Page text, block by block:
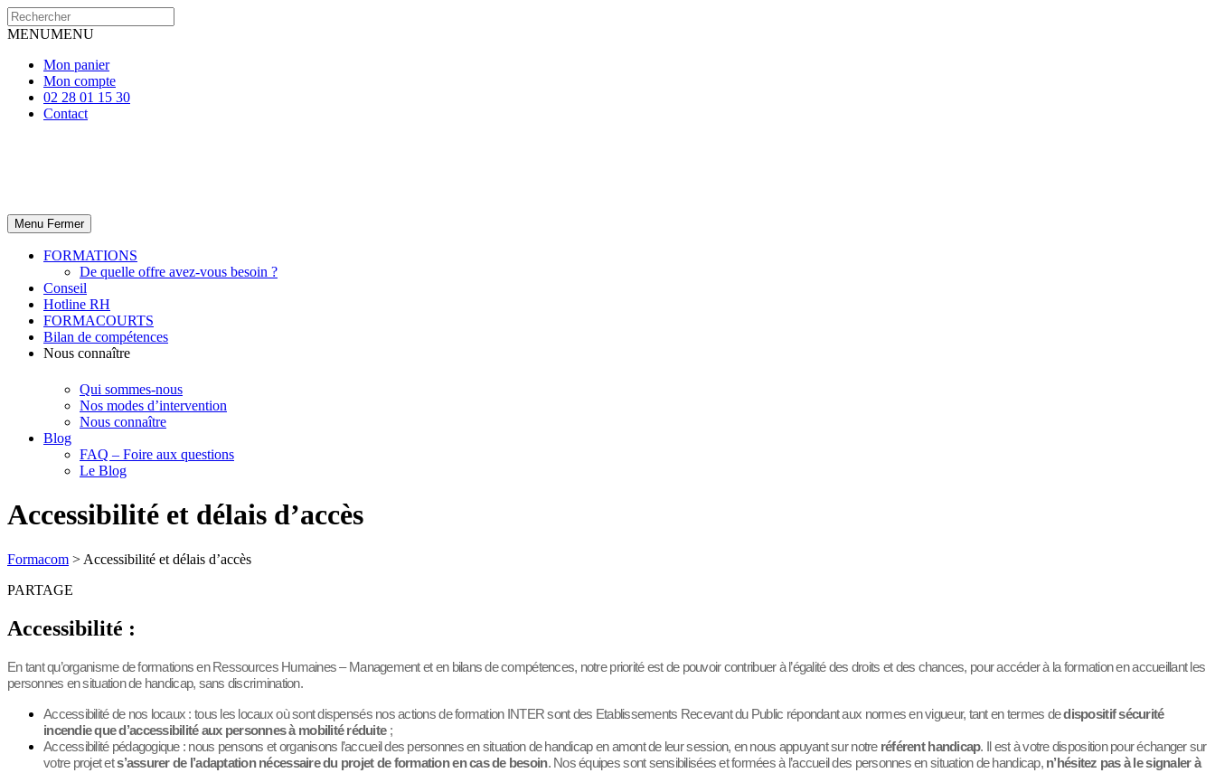
MENUMENU
Mon panier
Mon compte
02 28 01 15 30
Contact
Menu Fermer
FORMATIONS
De quelle offre avez-vous besoin ?
Conseil
Hotline RH
FORMACOURTS
Bilan de compétences
Nous connaître
Qui sommes-nous
Nos modes d’intervention
Nous connaître
Blog
FAQ – Foire aux questions
Le Blog
Accessibilité et délais d’accès
Formacom > Accessibilité et délais d’accès
PARTAGE
Accessibilité :
En tant qu’organisme de formations en Ressources Humaines – Management et en bilans de compétences, notre priorité est de pouvoir contribuer à l’égalité des droits et des chances, pour accéder à la formation en accueillant les
personnes en situation de handicap, sans discrimination.
Accessibilité de nos locaux : tous les locaux où sont dispensés nos actions de formation INTER sont des Etablissements Recevant du Public répondant aux normes en vigueur, tant en termes dedispositif sécurité
incendie que d’accessibilité aux personnes à mobilité réduite;
Accessibilité pédagogique : nous pensons et organisons l’accueil des personnes en situation de handicap en amont de leur session, en nous appuyant sur notre référent handicap. Il est à votre disposition pour échanger sur
votre projet ets’assurer de l’adaptation nécessaire du projet de formation en cas de besoin. Nos équipes sont sensibilisées et formées à l’accueil des personnes en situation de handicap,n’hésitez pas à le signaler à